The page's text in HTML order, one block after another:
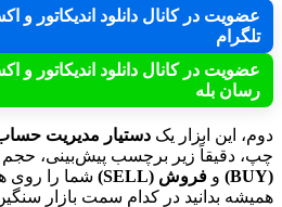
عضویت در کانال دانلود اندیکاتور
تلگرام
عضویت در کانال دانلود اندیکاتور
رسان بله
دوم، این ابزار یک دستیار مدیریت
چپ، دقیقاً زیر برچسب پیش‌بینی، حجم
(BUY)
و فروش (SELL)
شما را روی
همیشه بدانید در کدام سمت بازار